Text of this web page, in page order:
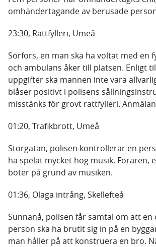
omhändertagande av berusade
23:30, Rattfylleri, Umeå
Sörfors, en man ska ha voltat med en
och ambulans åker till platsen. Enligt
uppgifter ska mannen inte vara
blåser positivt i polisens
misstänks för grovt rattfylleri.
01:20, Trafikbrott, Umeå
Storgatan, polisen kontrollerar en
ha spelat mycket hög musik. Föraren,
böter på grund av musiken.
01:36, Olaga intrång, Skellefteå
Sunnanå, polisen får samtal om att en
person ska ha brutit sig in på en
man håller på att konstruera en bro.